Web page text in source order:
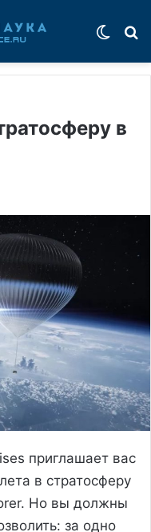
в
приглашает вас
в стратосферу
Но вы должны
за одно